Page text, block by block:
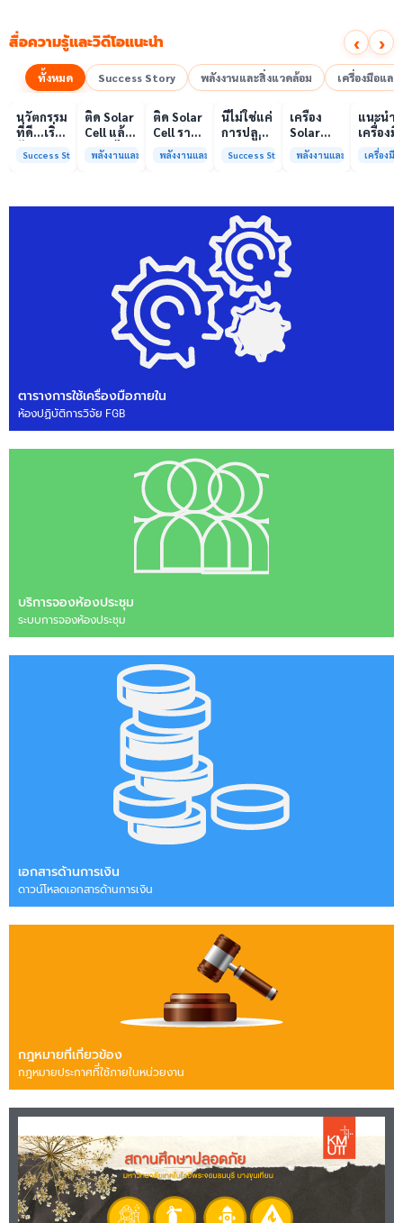
สื่อความรู้และวิดีโอแนะนำ ‹ ›
ทั้งหมด Success Story พลังงานและสิ่งแวดล้อม เครื่องมือแล
เล่นวิดีโอ
00:10
นวัตกรรม
ที่ดี…เริ่ม
ความร่วม
Success Story
เล่นวิดีโอ
00:10
ติด Solar
Cell แล้ว
ลดค่าไฟ
ได้จริง
พลังงานและสิ่งแวดล้อม
00:08
ติด Solar
Cell ราคา
แพง แต่
ค่าไฟ
พลังงานและสิ่งแวดล้อม
เล่นวิดีโอ
นี่ไม่ใช่แค่
การปลูก
คือการ
ให้ป่า
ต้นน้ำและ
ชุมชน
Success Story
เครื่อง
Solar
Simulator
มาตรฐาน
รับรอง
ISO/IEC17025
บริการ
พลังงานและสิ่งแวดล้อม
เล่
01:00
แนะนำ
เครื่องมื
วิเคราะ
ทดสอบ
การกลา
เครื่องมื
ตารางการใช้เครื่องมือภายใน
ห้องปฏิบัติการวิจัย FGB
บริการจองห้องประชุม
ระบบการจองห้องประชุม
เอกสารด้านการเงิน
ดาวน์โหลดเอกสารด้านการเงิน
กฎหมายที่เกี่ยวข้อง
กฎหมายประกาศทีี่ใช้ภายในหน่วยงาน